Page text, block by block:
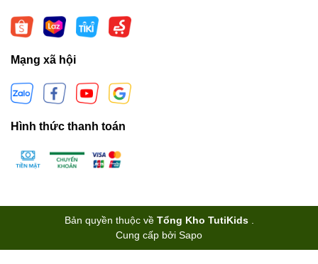
Mạng xã hội
Hình thức thanh toán
Bản quyền thuộc về Tổng Kho TutiKids
Cung cấp bởi Sapo